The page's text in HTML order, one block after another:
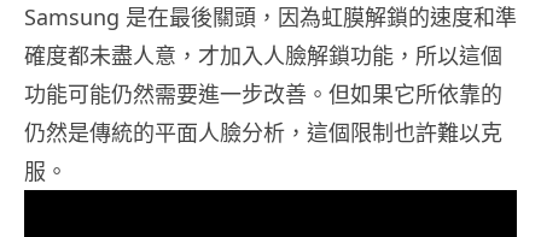
Samsung 是在最後關頭，因為虹膜解鎖的速度和準
確度都未盡人意，才加入人臉解鎖功能，所以這個
功能可能仍然需要進一步改善。但如果它所依靠的
仍然是傳統的平面人臉分析，這個限制也許難以克
服。